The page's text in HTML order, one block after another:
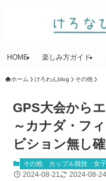
HOME 楽しみ方ガイド
ホーム けろわんblog その他
GPS大会から
～カナダ・フ
ビション無し
その他 カップル競技 女
2024-08-21 2024-08-24